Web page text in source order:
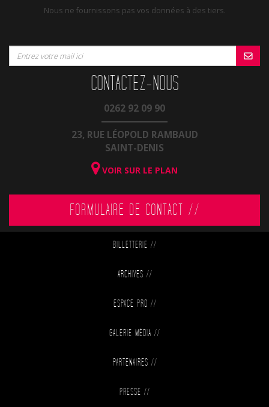
Nous ne fournissons pas vos données à des tiers.
CONTACTEZ-NOUS
0262 92 09 90
23, RUE LÉOPOLD RAMBAUD
SAINT-DENIS
VOIR SUR LE PLAN
FORMULAIRE DE CONTACT //
BILLETTERIE //
ARCHIVES //
ESPACE PRO //
GALERIE MÉDIA //
PARTENAIRES //
PRESSE //